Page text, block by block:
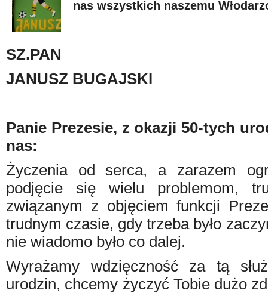
nas wszystkich naszemu
SZ.PAN
JANUSZ BUGAJSKI
Panie Prezesie, z okazji 50-tych
nas:
Życzenia od serca, a zarazem
podjęcie się wielu problemom,
związanym z objęciem funkcji
trudnym czasie, gdy trzeba było
nie wiadomo było co dalej.
Wyrażamy wdzięczność za tą
urodzin, chcemy życzyć Tobie dużo